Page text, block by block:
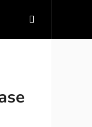
A ZÁBAVANákupní